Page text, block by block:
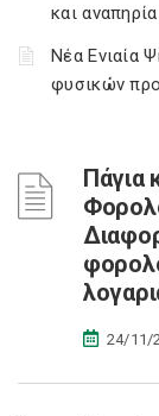
και αναπηρία
Νέα Ενιαία
φυσικών
Πάγια
24/11/